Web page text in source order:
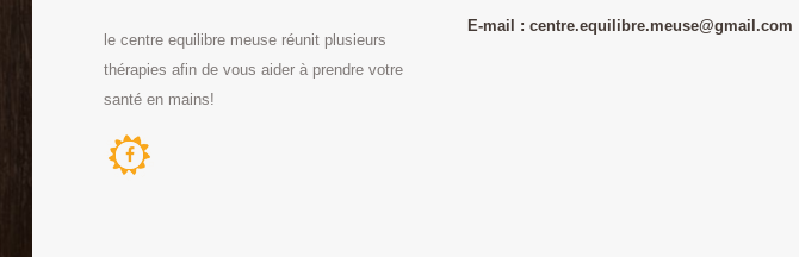
le centre equilibre meuse réunit plusieurs
thérapies afin de vous aider à prendre votre
santé en mains!
E-mail : centre.equilibre.meuse@gmail.com